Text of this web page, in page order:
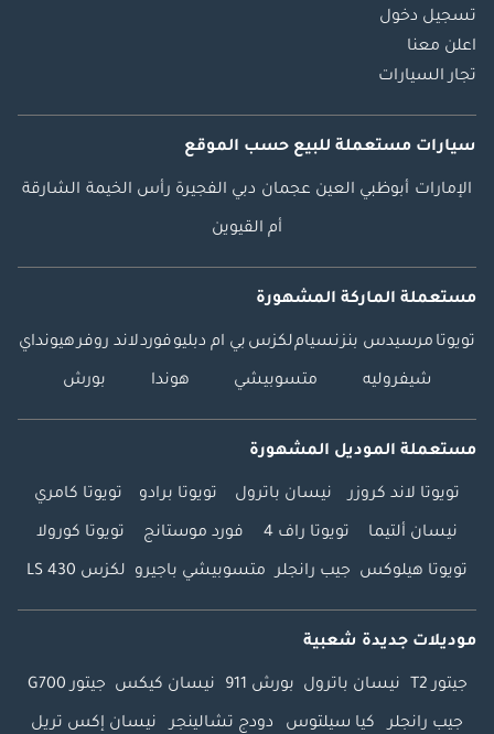
تسجيل دخول
اعلن معنا
تجار السيارات
سيارات مستعملة للبيع حسب الموقع
الإمارات أبوظبي العين عجمان دبي الفجيرة رأس الخيمة الشارقة
أم القيوين
مستعملة الماركة المشهورة
تويوتا مرسيدس بنزنسياملكزس بي ام دبليوفوردلاند روفرهيونداي
شيفروليه متسوبيشي هوندا بورش
مستعملة الموديل المشهورة
تويوتا لاند كروزر نيسان باترول تويوتا برادو تويوتا كامري
نيسان ألتيما تويوتا راف 4 فورد موستانج تويوتا كورولا
تويوتا هيلوكس جيب رانجلر متسوبيشي باجيرو لكزس LS 430
موديلات جديدة شعبية
جيتور T2 نيسان باترول بورش 911 نيسان كيكس جيتور G700
جيب رانجلر كيا سيلتوس دودج تشالينجر نيسان إكس تريل